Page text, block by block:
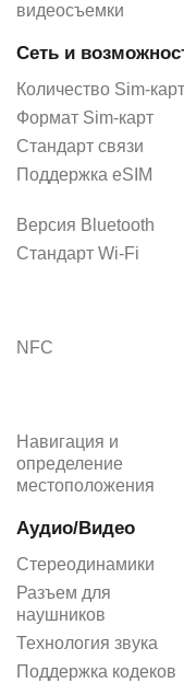
видеосъемки
Сеть и
Количество Sim-карт
Формат Sim-карт
Стандарт связи
Поддержка eSIM
Версия Bluetooth
Стандарт Wi-Fi
NFC
Навигация и
определение
местоположения
Аудио/Видео
Стереодинамики
Разъем для
наушников
Технология звука
Поддержка кодеков